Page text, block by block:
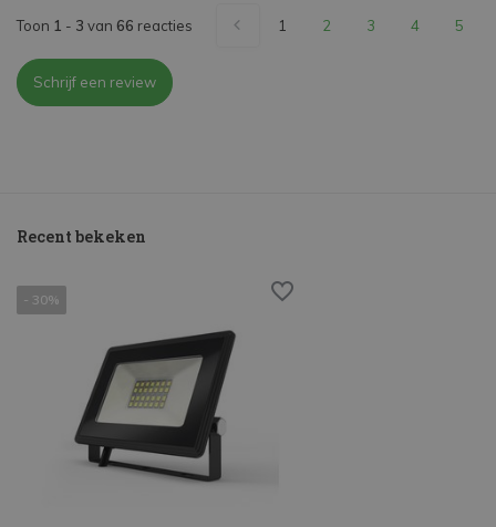
Toon 1 - 3 van 66 reacties 1 2 3 4 5
Schrijf een review
Recent bekeken
- 30%